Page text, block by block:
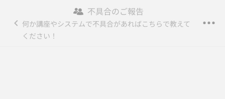
マイ政経予備校 Fincsオンライ...
登録/ログイン
不具合のご報告
何か講座やシステムで不具合があればこちらで教えて
ください！